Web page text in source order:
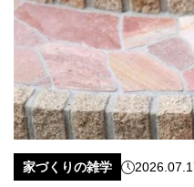
家づくりの雑学